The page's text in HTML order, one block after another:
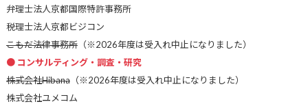
弁理士法人京都国際特許事務所
税理士法人京都ビジコン
こもだ法律事務所（※2026年度は受入れ中止になりました）
コンサルティング・調査・研究
株式会社Hibana（※2026年度は受入れ中止になりました）
株式会社ユメコム